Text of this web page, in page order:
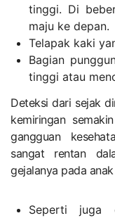
tinggi. Di
maju ke depan.
Telapak kaki
Bagian
tinggi atau
Deteksi dari sejak
kemiringan
gangguan
sangat rentan
gejalanya pada
Seperti juga